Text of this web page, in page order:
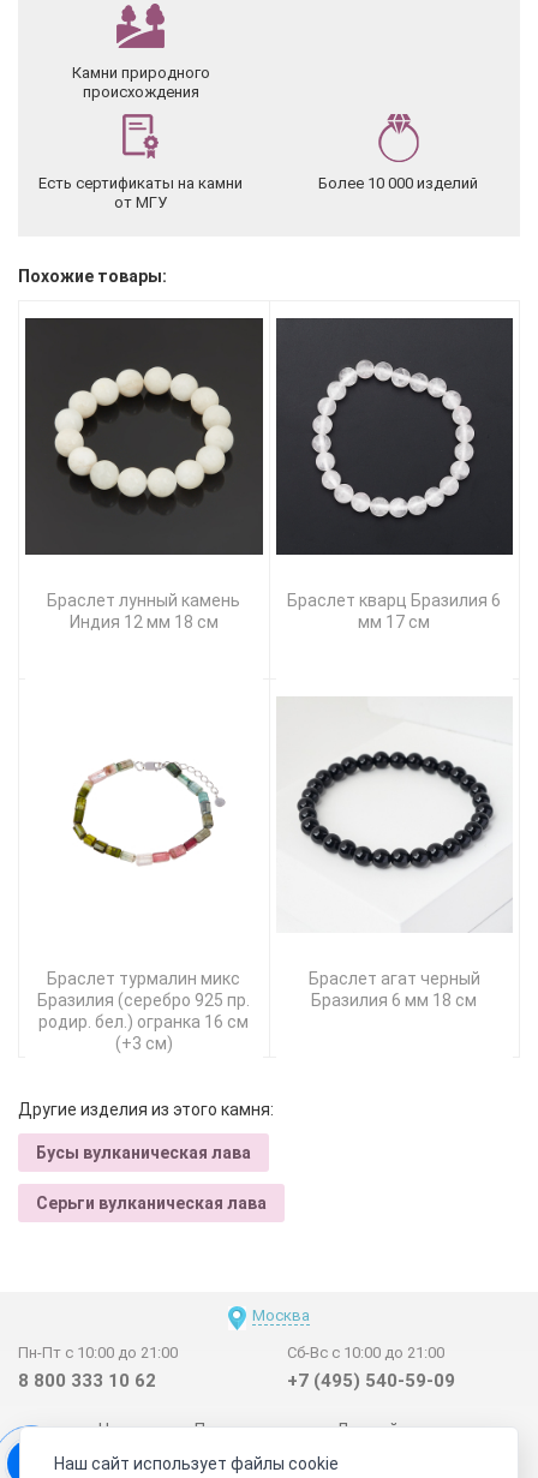
Камни природного
происхождения
Есть сертификаты на камни
от МГУ
Более 10 000 изделий
Похожие товары:
Браслет лунный камень
Индия 12 мм 18 см
Браслет кварц Бразилия 6
мм 17 см
Браслет турмалин микс
Бразилия (серебро 925 пр.
родир. бел.) огранка 16 см
(+3 см)
Браслет агат черный
Бразилия 6 мм 18 см
Другие изделия из этого камня:
Бусы вулканическая лава
Серьги вулканическая лава
Москва
Пн-Пт с 10:00 до 21:00
8 800 333 10 62
Сб-Вс с 10:00 до 21:00
+7 (495) 540-59-09
Новинки Поставщикам
Личный счет
Договор-оферта
О нас Наши магазины
Наш сайт использует файлы cookie